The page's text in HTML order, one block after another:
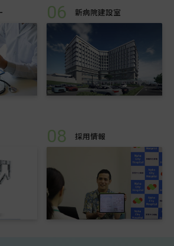
06 新病院建設室
08 採用情報